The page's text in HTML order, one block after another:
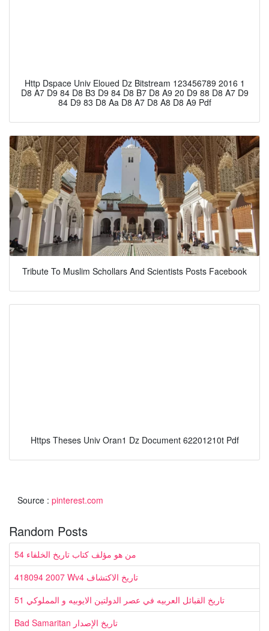
Http Dspace Univ Eloued Dz Bitstream 123456789 2016 1
D8 A7 D9 84 D8 B3 D9 84 D8 B7 D8 A9 20 D9 88 D8 A7 D9
84 D9 83 D8 Aa D8 A7 D8 A8 D8 A9 Pdf
Tribute To Muslim Schollars And Scientists Posts Facebook
Https Theses Univ Oran1 Dz Document 62201210t Pdf
Source : pinterest.com
Random Posts
54 من هو مؤلف كتاب تاريخ الخلفاء
418094 2007 Wv4 تاريخ الاكتشاف
51 تاريخ القبائل العربيه في عصر الدولتين الايوبيه و المملوكي
Bad Samaritan تاريخ الإصدار